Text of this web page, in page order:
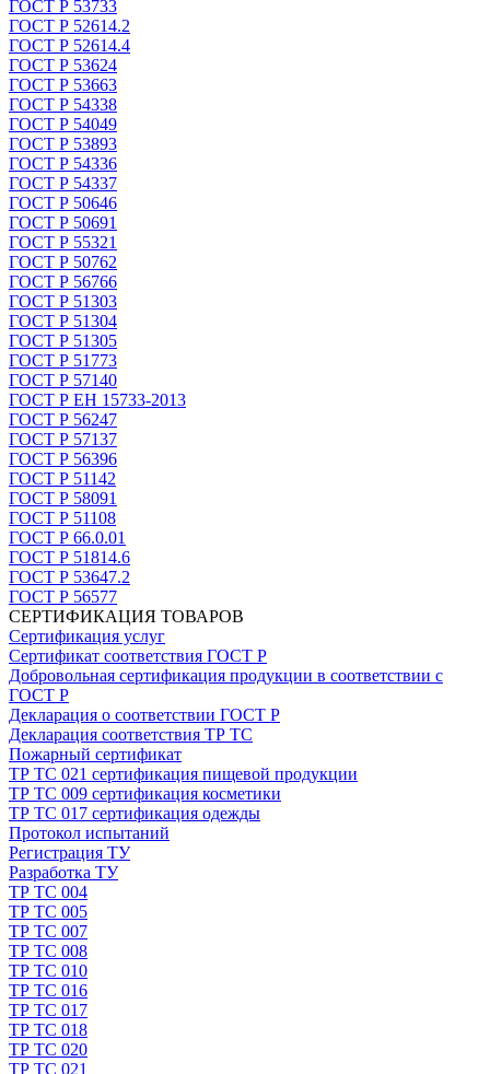
ГОСТ Р 53733
ГОСТ Р 52614.2
ГОСТ Р 52614.4
ГОСТ Р 53624
ГОСТ Р 53663
ГОСТ Р 54338
ГОСТ Р 54049
ГОСТ Р 53893
ГОСТ Р 54336
ГОСТ Р 54337
ГОСТ Р 50646
ГОСТ Р 50691
ГОСТ Р 55321
ГОСТ Р 50762
ГОСТ Р 56766
ГОСТ Р 51303
ГОСТ Р 51304
ГОСТ Р 51305
ГОСТ Р 51773
ГОСТ Р 57140
ГОСТ Р ЕН 15733-2013
ГОСТ Р 56247
ГОСТ Р 57137
ГОСТ Р 56396
ГОСТ Р 51142
ГОСТ Р 58091
ГОСТ Р 51108
ГОСТ Р 66.0.01
ГОСТ Р 51814.6
ГОСТ Р 53647.2
ГОСТ Р 56577
СЕРТИФИКАЦИЯ ТОВАРОВ
Сертификация услуг
Сертификат соответствия ГОСТ Р
Добровольная сертификация продукции в соответствии с
ГОСТ Р
Декларация о соответствии ГОСТ Р
Декларация соответствия ТР ТС
Пожарный сертификат
ТР ТС 021 сертификация пищевой продукции
ТР ТС 009 сертификация косметики
ТР ТС 017 сертификация одежды
Протокол испытаний
Регистрация ТУ
Разработка ТУ
ТР ТС 004
ТР ТС 005
ТР ТС 007
ТР ТС 008
ТР ТС 010
ТР ТС 016
ТР ТС 017
ТР ТС 018
ТР ТС 020
ТР ТС 021